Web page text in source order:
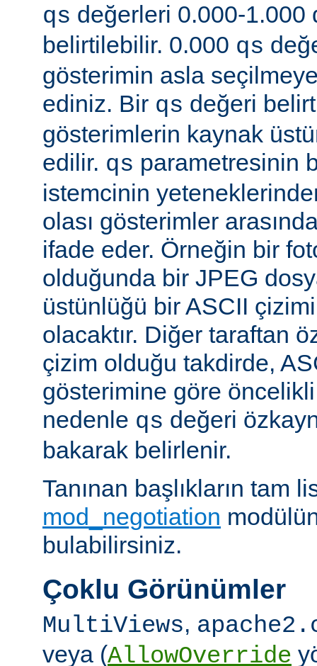
qs değerleri 0.000-1.000
belirtilebilir. 0.000 qs
gösterimin asla
ediniz. Bir qs değeri
gösterimlerin kaynak
edilir. qs parametresinin
istemcinin
olası gösterimler
ifade eder. Örneğin bir
olduğunda bir JPEG
üstünlüğü bir ASCII
olacaktır. Diğer taraftan
çizim olduğu takdirde,
gösterimine göre
nedenle qs değeri
bakarak belirlenir.
Tanınan başlıkların tam
mod_negotiation
bulabilirsiniz.
Çoklu Görünümler
MultiViews,
veya (AllowOverride